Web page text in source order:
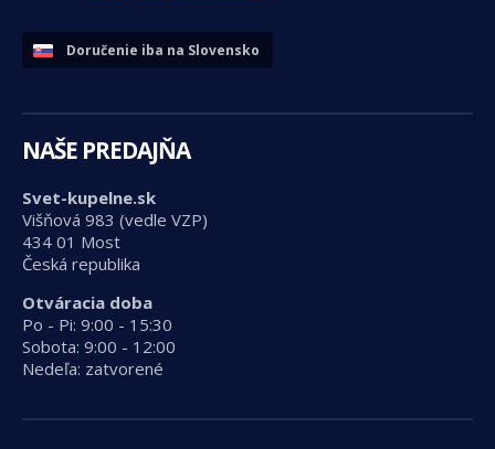
Doručenie iba na Slovensko
NAŠE PREDAJŇA
Svet-kupelne.sk
Višňová 983 (vedle VZP)
434 01 Most
Česká republika
Otváracia doba
Po - Pi: 9:00 - 15:30
Sobota: 9:00 - 12:00
Nedeľa: zatvorené